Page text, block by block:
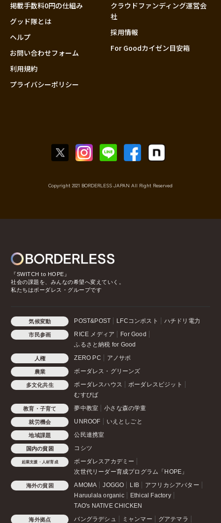
掲載手数料0円の仕組み
グッド隊とは
ヘルプ
お問い合わせフォーム
利用規約
プライバシーポリシー
クラウドファンディング運営会
社
採用情報
For Goodカイゼン目安箱
Copyright 2021 BORDERLESS JAPAN All Right Reserved
『SWITCH to HOPE』
社会の課題を、みんなの希望へ変えていく。
私たちはボーダレス・グループです
気候変動 POST&POST LFCコンポスト ハチドリ電力
市民参画 RICE メディア
For Good
ふるさと納税 for Good
人権 ZERO PC アノサポ
農業 ボーダレス・グリーンズ
多文化共生 ボーダレスハウス
ボーダレスビジット
むすびば
教育・子育て 夢中教室 小さな森の学童
就労機会 UNROOF いえとしごと
地域課題 公民連携室
国内の貧困 コシツ
起業支援・人材育成
ボーダレスアカデミー
次世代リーダー育成プログラム「HOPE」
海外の貧困 AMOMA JOGGO LIB
アフリカシアバター
Haruulala organic
Ethical Factory
TAO's NATIVE CHICKEN
海外拠点 バングラデシュ ミャンマー グアテマラ